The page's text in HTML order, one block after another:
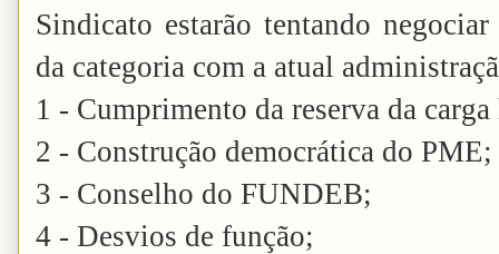
Sindicato estarão tentando
da categoria com a atual
1 - Cumprimento da reserva da
2 - Construção democrática do PME;
3 - Conselho do FUNDEB;
4 - Desvios de função;